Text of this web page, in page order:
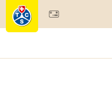
Societariato & prestazioni